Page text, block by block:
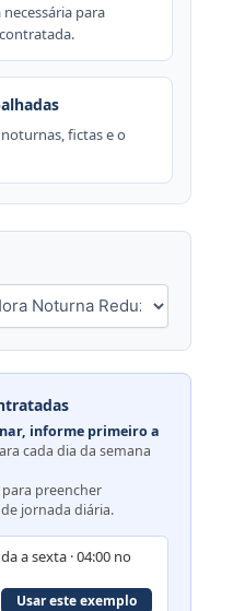
para
fictas e o
informe primeiro a
cada dia da semana
para preencher
jornada diária.
a sexta · 04:00 no
Usar este exemplo